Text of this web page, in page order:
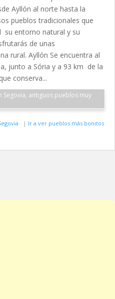
Ayllón al norte hasta la
pueblos tradicionales que
su entorno natural y su
de unas
rural. Ayllón Se encuentra al
junto a Sória y a 93 km de la
conserva...
antiguos pueblos muy
Segovia | Ir a ver pueblos más bonitos